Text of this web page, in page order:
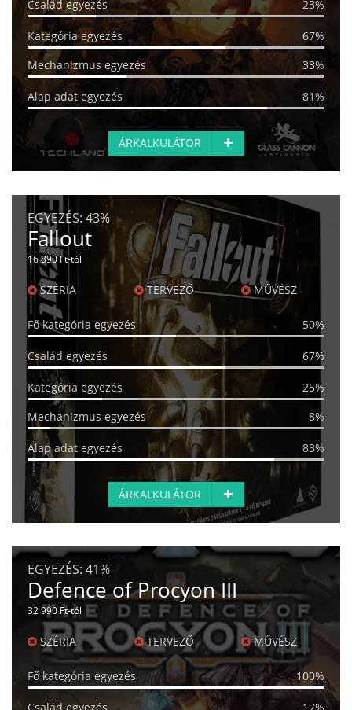
Család egyezés 23%
Kategória egyezés
67%
Mechanizmus egyezés
33%
Alap adat egyezés 81%
ÁRKALKULÁTOR
EGYEZÉS: 43%
Fallout
16 890 Ft-tól
SZÉRIA TERVEZŐ MŰVÉSZ
Fő kategória egyezés 50%
Család egyezés 67%
Kategória egyezés
25%
Mechanizmus egyezés
8%
Alap adat egyezés 83%
ÁRKALKULÁTOR
EGYEZÉS: 41%
Defence of Procyon III
32 990 Ft-tól
SZÉRIA TERVEZŐ MŰVÉSZ
Fő kategória egyezés 100%
Család egyezés 17%